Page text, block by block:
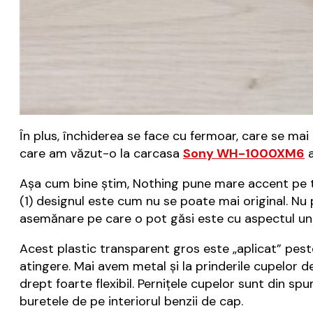
În plus, închiderea se face cu fermoar, care se
care am văzut-o la carcasa Sony WH-1000XM6
Așa cum bine știm, Nothing pune mare accent
(1) designul este cum nu se poate mai original.
asemănare pe care o pot găsi este cu aspectul
Acest plastic transparent gros este „aplicat”
atingere. Mai avem metal și la prinderile cupelor
drept foarte flexibil. Pernițele cupelor sunt din
buretele de pe interiorul benzii de cap.